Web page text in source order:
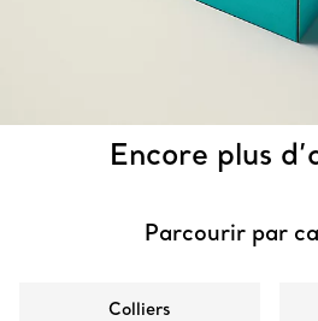
Encore plus
Parcourir par
Colliers